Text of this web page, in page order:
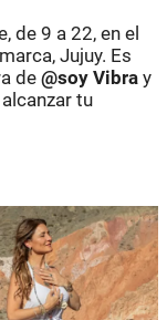
de 9 a 22, en el
Jujuy. Es
de@soy Vibra y
tu